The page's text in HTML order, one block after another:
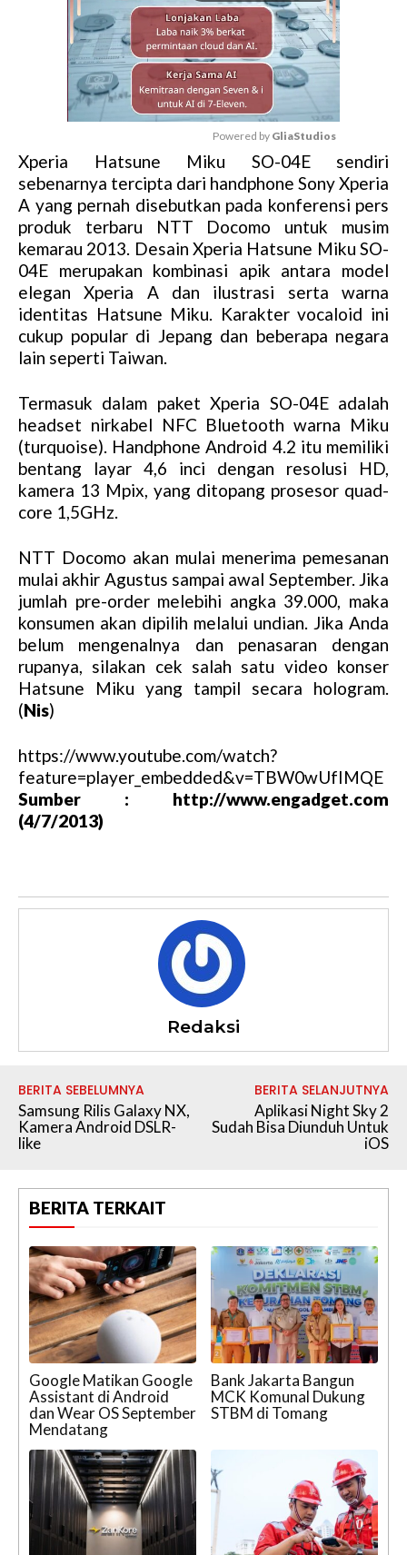
M
u
t
Powered by GliaStudios
Xperia Hatsune Miku SO-04E sendiri
sebenarnya tercipta dari handphone Sony Xperia
A yang pernah disebutkan pada konferensi pers
produk terbaru NTT Docomo untuk musim
kemarau 2013. Desain Xperia Hatsune Miku SO-
04E merupakan kombinasi apik antara model
elegan Xperia A dan ilustrasi serta warna
identitas Hatsune Miku. Karakter vocaloid ini
cukup popular di Jepang dan beberapa negara
lain seperti Taiwan.
Termasuk dalam paket Xperia SO-04E adalah
headset nirkabel NFC Bluetooth warna Miku
(turquoise). Handphone Android 4.2 itu memiliki
bentang layar 4,6 inci dengan resolusi HD,
kamera 13 Mpix, yang ditopang prosesor quad-
core 1,5GHz.
NTT Docomo akan mulai menerima pemesanan
mulai akhir Agustus sampai awal September. Jika
jumlah pre-order melebihi angka 39.000, maka
konsumen akan dipilih melalui undian. Jika Anda
belum mengenalnya dan penasaran dengan
rupanya, silakan cek salah satu video konser
Hatsune Miku yang tampil secara hologram.
(Nis)
https://www.youtube.com/watch?
feature=player_embedded&v=TBW0wUfIMQE
Sumber : http://www.engadget.com
(4/7/2013)
Redaksi
BERITA SEBELUMNYA
Samsung Rilis Galaxy NX,
Kamera Android DSLR-
like
BERITA SELANJUTNYA
Aplikasi Night Sky 2
Sudah Bisa Diunduh Untuk
iOS
BERITA TERKAIT
Google Matikan Google
Assistant di Android
dan Wear OS September
Mendatang
Bank Jakarta Bangun
MCK Komunal Dukung
STBM di Tomang